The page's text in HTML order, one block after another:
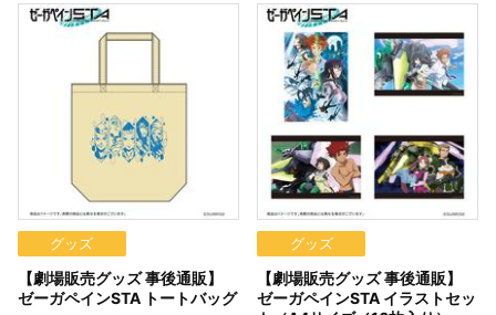
グッズ
【劇場販売グッズ 事後通販】
ゼーガペインSTA トートバッグ
グッズ
【劇場販売グッズ 事後通販】
ゼーガペインSTA イラストセッ